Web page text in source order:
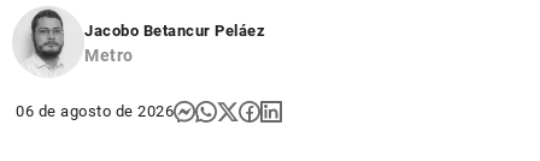
Jacobo Betancur Peláez
Metro
06 de agosto de 2026